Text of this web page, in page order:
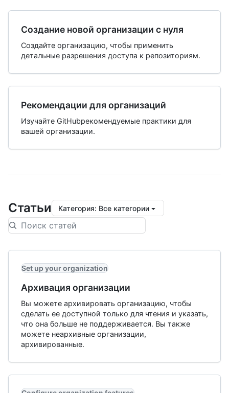
Создание новой организации с нуля
Создайте организацию, чтобы применить
детальные разрешения доступа к репозиториям.
Рекомендации для организаций
Изучайте GitHubрекомендуемые практики для
вашей организации.
Статьи Категория: Все категории
Set up your organization
Архивация организации
Вы можете архивировать организацию, чтобы
сделать ее доступной только для чтения и указать,
что она больше не поддерживается. Вы также
можете неархивные организации,
архивированные.